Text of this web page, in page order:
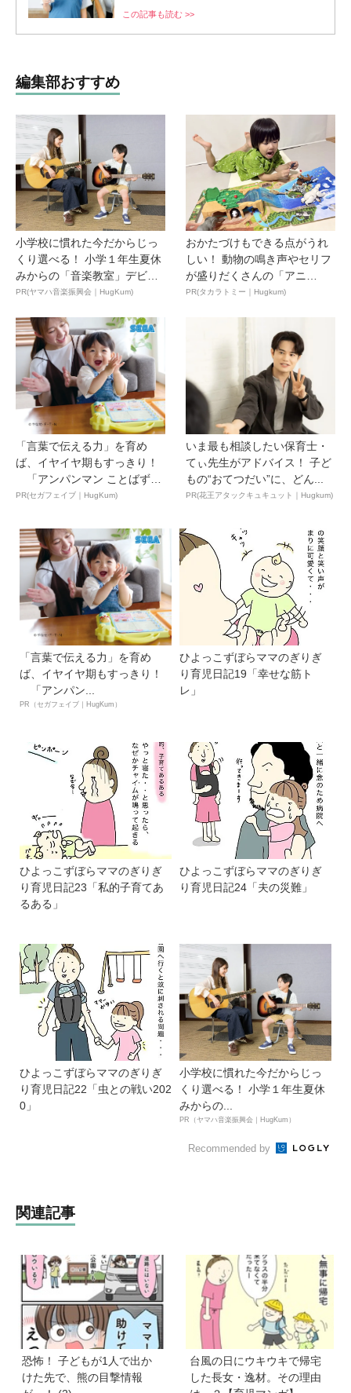
この記事も読む >>
編集部おすすめ
小学校に慣れた今だからじっ
くり選べる！ 小学１年生夏休
みからの「音楽教室」デビ
ュ...
PR(ヤマハ音楽振興会｜HugKum)
おかたづけもできる点がうれ
しい！ 動物の鳴き声やセリフ
が盛りだくさんの「アニ
ア ...
PR(タカラトミー｜Hugkum)
「言葉で伝える力」を育め
ば、イヤイヤ期もすっきり！
「アンパンマン ことばずか
ん...
PR(セガフェイブ｜HugKum)
いま最も相談したい保育士・
てぃ先生がアドバイス！ 子ど
もの“おてつだい”に、どん...
PR(花王アタックキュキュット｜Hugkum)
「言葉で伝える力」を育め
ば、イヤイヤ期もすっきり！
「アンパン...
PR（セガフェイブ｜HugKum）
ひよっこずぼらママのぎりぎ
り育児日記19「幸せな筋ト
レ」
ひよっこずぼらママのぎりぎ
り育児日記23「私的子育てあ
るある」
ひよっこずぼらママのぎりぎ
り育児日記24「夫の災難」
ひよっこずぼらママのぎりぎ
り育児日記22「虫との戦い202
0」
小学校に慣れた今だからじっ
くり選べる！ 小学１年生夏休
みからの...
PR（ヤマハ音楽振興会｜HugKum）
Recommended by
関連記事
恐怖！ 子どもが1人で出か
けた先で、熊の目撃情報
台風の日にウキウキで帰宅
した長女・逸材。その理由